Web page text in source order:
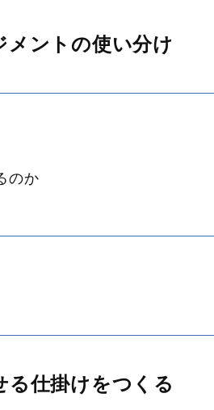
メントの使い分け
のか
る仕掛けをつくる